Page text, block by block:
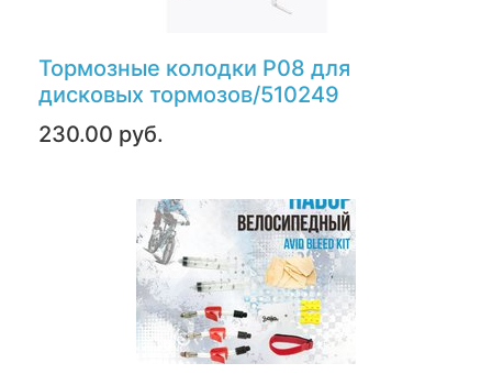
Тормозные колодки P08 для
дисковых тормозов/510249
230.00 руб.